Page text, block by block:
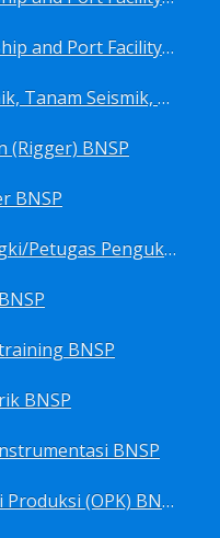
Sertifikasi International Ship and Port Facility Security Code/ISPS Code training for Security Area Manager BNSP
Sertifikasi Juru Bor Seismik, Tanam Seismik, Tembak Seismik BNSP
(Rigger) BNSP
BNSP
Sertifikasi Juru Ukur Tangki/Petugas Pengukur Tangki Migas BNSP
BNSP
BNSP
BNSP
Sertifikasi Kepala Operasi Produksi (OPK) BNSP